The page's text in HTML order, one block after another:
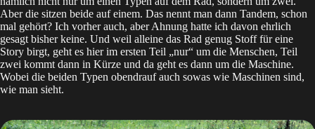
Aber die sitzen beide auf einem. Das nennt man dann Tandem, schon
mal gehört? Ich vorher auch, aber Ahnung hatte ich davon ehrlich
gesagt bisher keine. Und weil alleine das Rad genug Stoff für eine
Story birgt, geht es hier im ersten Teil „nur“ um die Menschen, Teil
zwei kommt dann in Kürze und da geht es dann um die Maschine.
Wobei die beiden Typen obendrauf auch sowas wie Maschinen sind,
wie man sieht.